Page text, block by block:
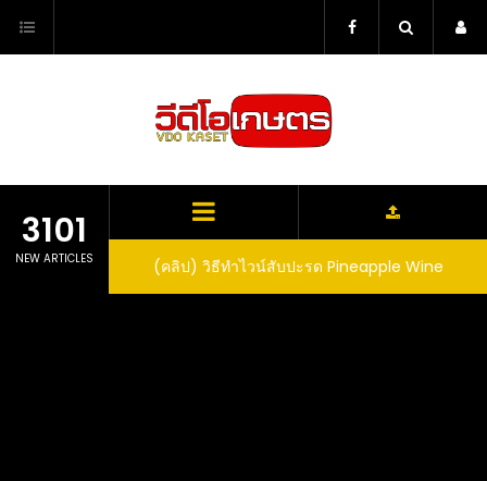
content
3101
NEW ARTICLES
ปในถัง จะได้ผล
expect that
(คลิป) วิธีทำไวน์สับปะรด Pineapple Wine